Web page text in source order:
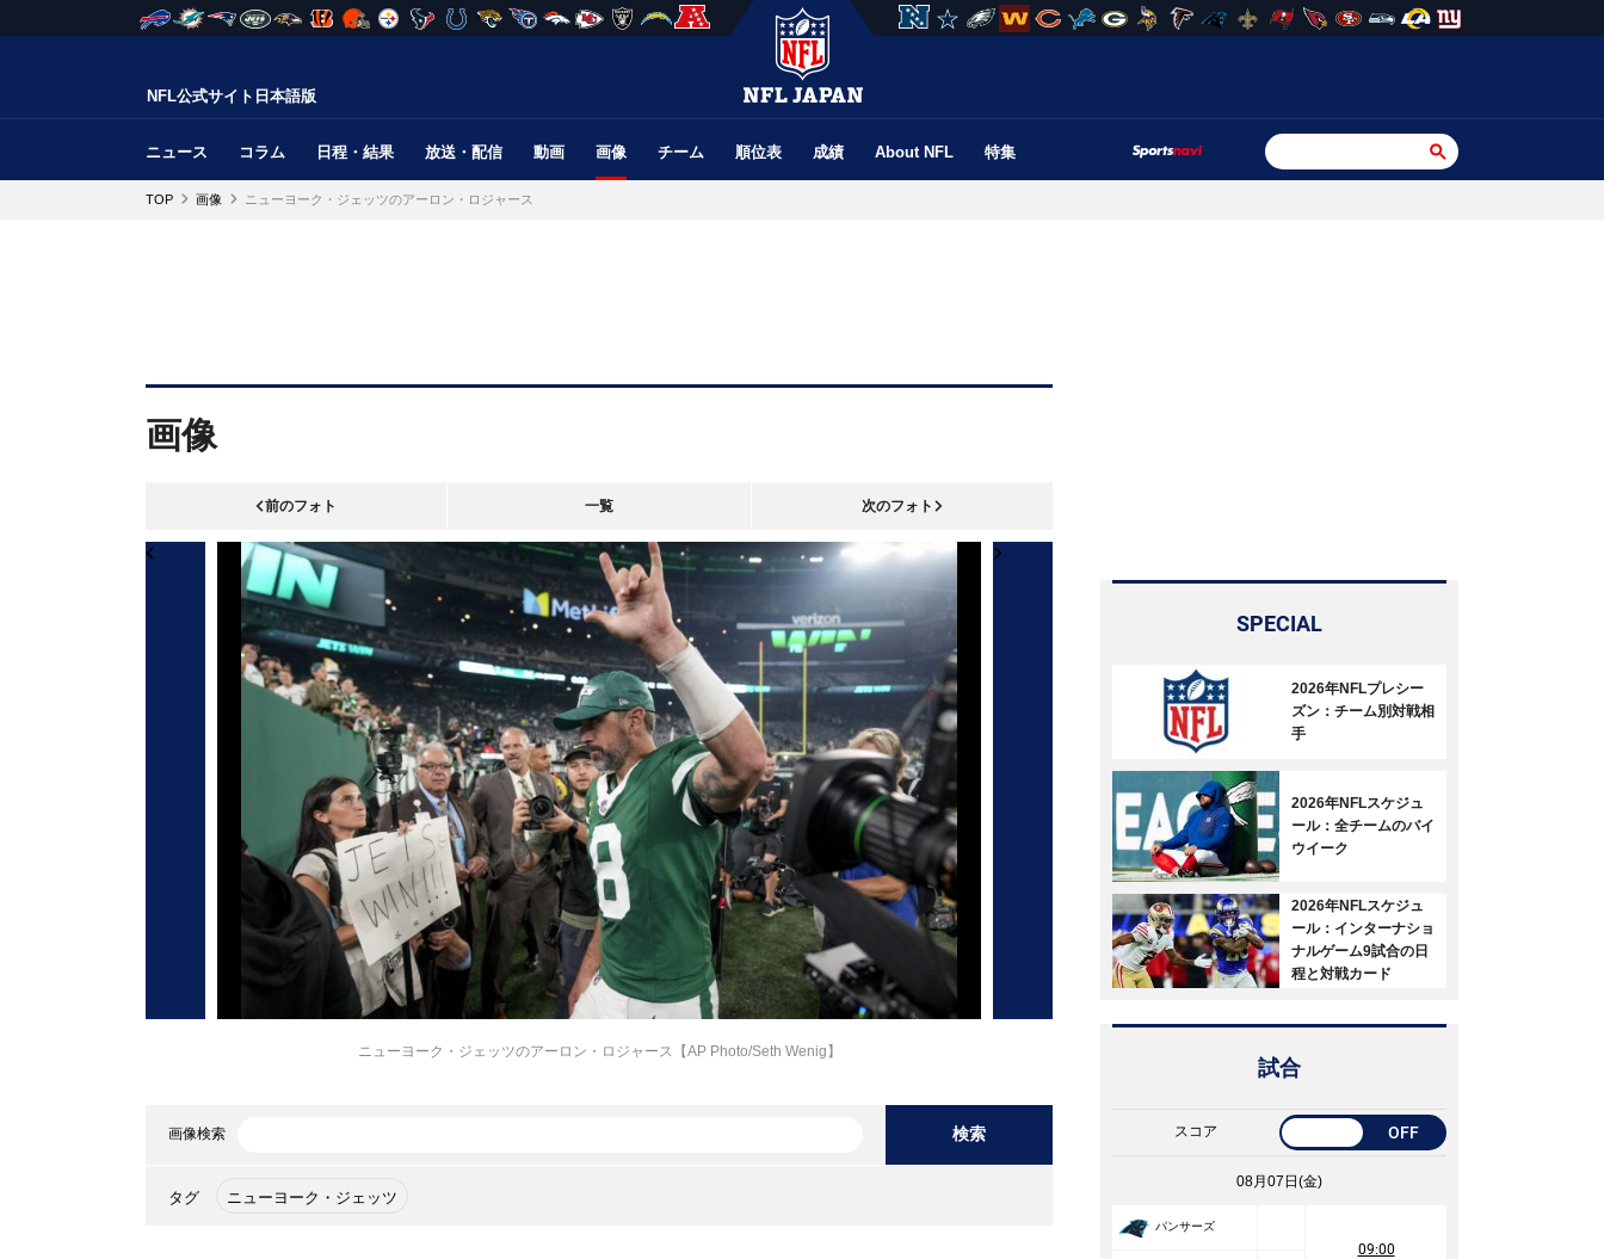
NFL公式サイト日本語版
ニュース コラム 日程・結果 放送・配信 動画 画像 チーム 順位表 成績 About NFL 特集
TOP 画像 ニューヨーク・ジェッツのアーロン・ロジャース
画像
前のフォト 一覧 次のフォト
ニューヨーク・ジェッツのアーロン・ロジャース【AP Photo/Seth Wenig】
画像検索 検索
タグ ニューヨーク・ジェッツ
SPECIAL
2026年NFLプレシー
ズン：チーム別対戦相
手
2026年NFLスケジュ
ール：全チームのバイ
ウイーク
2026年NFLスケジュ
ール：インターナショ
ナルゲーム9試合の日
程と対戦カード
試合
スコア OFF
08月07日(金)
パンサーズ
09:00